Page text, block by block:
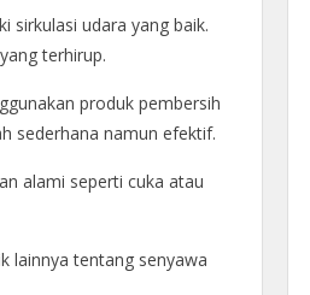
sirkulasi udara yang baik.
terhirup.
produk pembersih
sederhana namun efektif.
alami seperti cuka atau
lainnya tentang senyawa